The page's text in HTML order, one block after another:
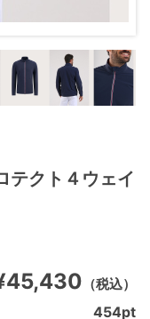
テクト４ウェイ
（税込）
454pt